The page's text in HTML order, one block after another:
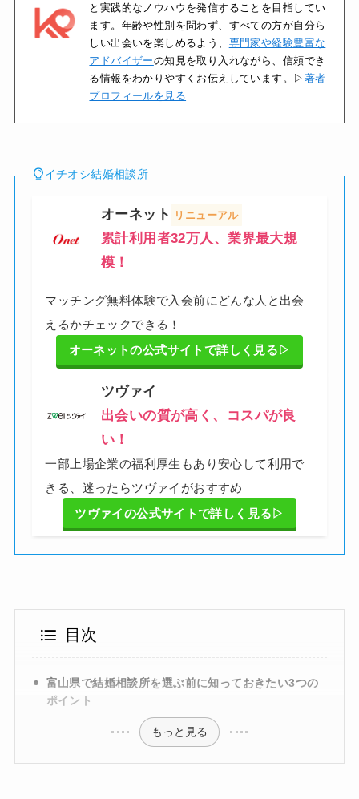
と実践的なノウハウを発信することを目指してい
ます。年齢や性別を問わず、すべての方が自分ら
しい出会いを楽しめるよう、 専門家や経験豊富な
アドバイザーの知見を取り入れながら、信頼でき
る情報をわかりやすくお伝えしています。▷ 著者
プロフィールを見る
イチオシ結婚相談所
オーネット リニューアル
累計利用者32万人、業界最大規
模 ！
マッチング無料体験で入会前にどんな人と出会
えるかチェックできる！
オーネットの公式サイトで詳しく見る▷
ツヴァイ
出会いの質が高く、コスパが良
い！
一部上場企業の福利厚生もあり安心して利用で
きる、迷ったらツヴァイがおすすめ
ツヴァイの公式サイトで詳しく見る▷
目次
富山県で結婚相談所を選ぶ前に知っておきたい3つの
ポイント
もっと見る